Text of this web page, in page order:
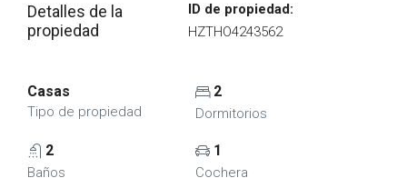
Detalles de la
propiedad
ID de propiedad:
HZTHO4243562
Casas
Tipo de propiedad
2
Dormitorios
2
Baños
1
Cochera